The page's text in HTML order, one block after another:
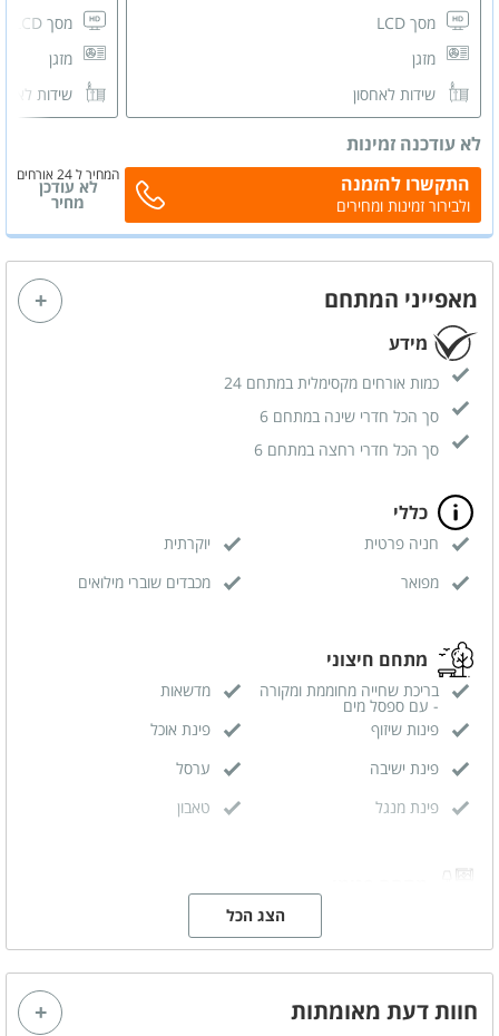
מסך LCD
מזגן
שידות לאחסון
מסך LCD
מזגן
שידות
המחיר ל 24 אורחים
לא עודכנה זמינות
לא עודכן
מחיר
התקשרו להזמנה
ולבירור זמינות ומחירים
מאפייני המתחם
מידע
כמות אורחים מקסימלית במתחם 24
סך הכל חדרי שינה במתחם 6
סך הכל חדרי רחצה במתחם 6
כללי
חניה פרטית
יוקרתית
מפואר
מכבדים שוברי מילואים
מתחם חיצוני
בריכת שחייה מחוממת ומקורה
- עם ספסל מים
מדשאות
פינות שיזוף
פינת אוכל
פינת ישיבה
ערסל
פינת מנגל
טאבון
מסך טלויזיה LCD
כבלים - HOT
הצג הכל
חוות דעת מאומתות